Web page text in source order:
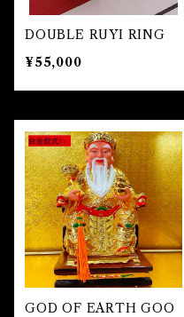
未 Sheep
申 Monkey
酉 Rooster
戌 Dog
亥 Pig
幸運
人生
願望実現
DOUBLE RUYI RING
¥55,000
GOD OF EARTH GOO